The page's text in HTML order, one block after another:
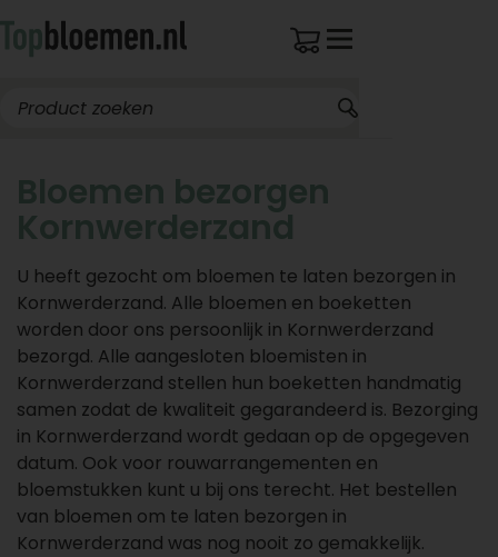
Bloemen bezorgen
Kornwerderzand
U heeft gezocht om bloemen te laten bezorgen in
Kornwerderzand. Alle bloemen en boeketten
worden door ons persoonlijk in Kornwerderzand
bezorgd. Alle aangesloten bloemisten in
Kornwerderzand stellen hun boeketten handmatig
samen zodat de kwaliteit gegarandeerd is. Bezorging
in Kornwerderzand wordt gedaan op de opgegeven
datum. Ook voor rouwarrangementen en
bloemstukken kunt u bij ons terecht. Het bestellen
van bloemen om te laten bezorgen in
Kornwerderzand was nog nooit zo gemakkelijk.